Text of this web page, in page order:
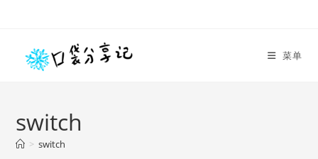
菜单
switch
> switch